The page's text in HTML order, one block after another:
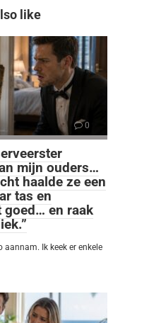
like
0
mijn ouders…
haalde ze een
tas en
goed… en raak
Ik keek er enkele